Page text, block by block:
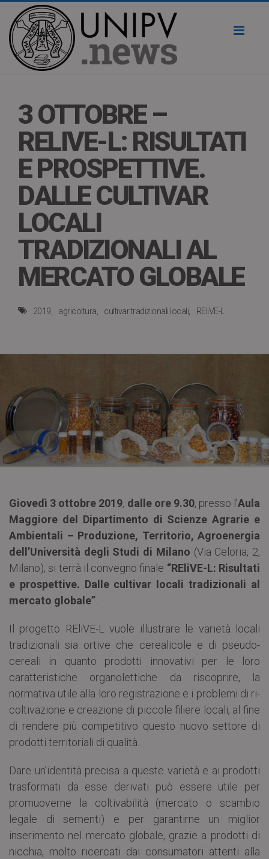
3 OTTOBRE –
RELIVE-L: RISULTATI
E PROSPETTIVE.
DALLE CULTIVAR
LOCALI
TRADIZIONALI AL
MERCATO GLOBALE
2019 agricoltura cultivar tradizionali locali REliVE-L
Giovedì 3 ottobre 2019, dalle ore 9.30, presso l’Aula
Maggiore del Dipartimento di Scienze Agrarie e
Ambientali – Produzione, Territorio, Agroenergia
dell’Università degli Studi di Milano (Via Celoria, 2,
Milano), si terrà il convegno finale “REliVE-L: Risultati
e prospettive. Dalle cultivar locali tradizionali al
mercato globale”.
Il progetto REliVE-L vuole illustrare le varietà locali
tradizionali sia ortive che cerealicole e di pseudo-
cereali in quanto prodotti innovativi per le loro
caratteristiche organolettiche da riscoprire, la
normativa utile alla loro registrazione e i problemi di ri-
coltivazione e creazione di piccole filiere locali, al fine
di rendere più competitivo questo nuovo settore di
prodotti territoriali di qualità.
Dare un’identità precisa a queste varietà e ai prodotti
trasformati da esse derivati può essere utile per
promuoverne la coltivabilità (mercato o scambio
legale di sementi) e per garantirne un miglior
inserimento nel mercato globale, grazie a prodotti di
nicchia, molto ricercati dai consumatori attenti alla